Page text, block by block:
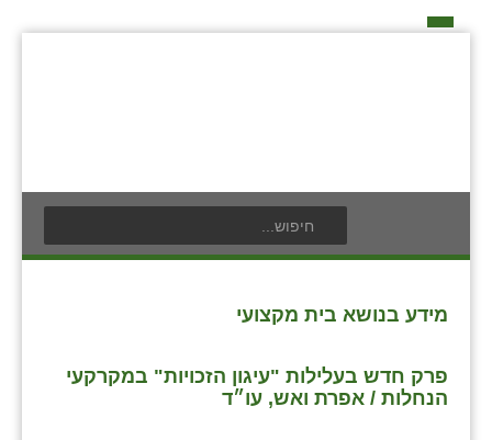
מידע בנושא בית מקצועי
פרק חדש בעלילות "עיגון הזכויות" במקרקעי
הנחלות / אפרת ואש, עו״ד
בעלי תפקיד בתנועה
חברי מזכירות האיחוד החקלאי
אילניה
ביתן אהרון
לוח אירועים